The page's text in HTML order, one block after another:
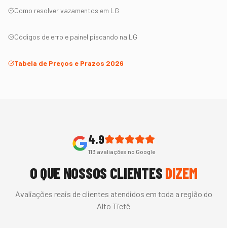
Como resolver vazamentos em LG
Códigos de erro e painel piscando na LG
Tabela de Preços e Prazos 2026
4.9
113 avaliações no Google
O QUE NOSSOS CLIENTESDIZEM
Avaliações reais de clientes atendidos em toda a região do
Alto Tietê